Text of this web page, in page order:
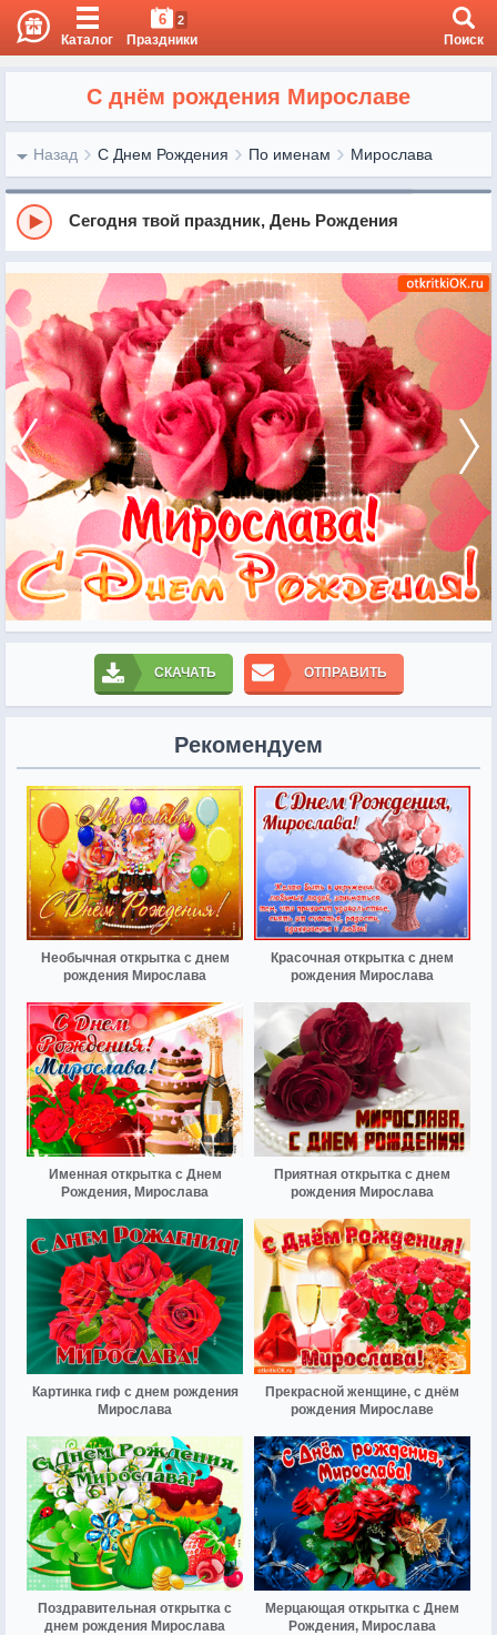
Каталог
6 2
Праздники Поиск
С днём рождения Мирославе
Назад С Днем Рождения По именам Мирослава
Сегодня твой праздник, День Рождения
СКАЧАТЬ ОТПРАВИТЬ
Рекомендуем
Необычная открытка с днем
рождения Мирослава
Красочная открытка с днем
рождения Мирослава
Именная открытка с Днем
Рождения, Мирослава
Приятная открытка с днем
рождения Мирослава
Картинка гиф с днем рождения
Мирослава
Прекрасной женщине, с днём
рождения Мирославе
Поздравительная открытка с
днем рождения Мирослава
Мерцающая открытка с Днем
Рождения, Мирослава